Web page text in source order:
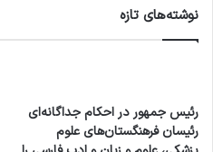
نوشته‌های تازه
رئیس جمهور در احکام جداگانه‌ای
رئیسان فرهنگستان‌های علوم